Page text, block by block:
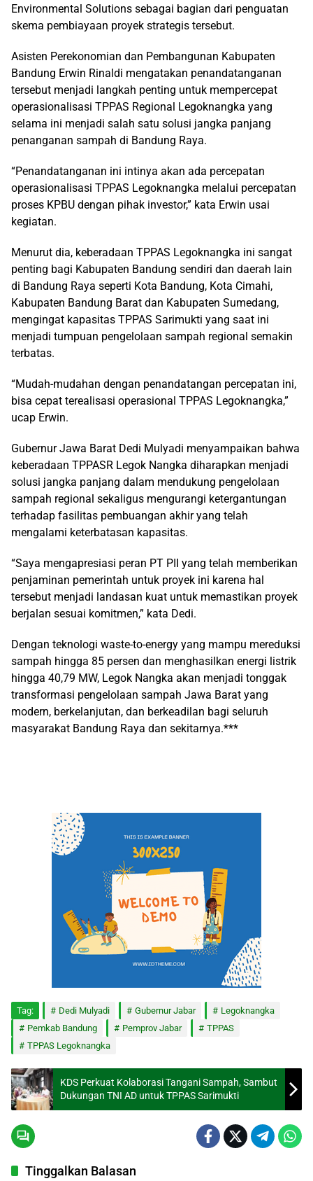
Environmental Solutions sebagai bagian dari penguatan
skema pembiayaan proyek strategis tersebut.
Asisten Perekonomian dan Pembangunan Kabupaten
Bandung Erwin Rinaldi mengatakan penandatanganan
tersebut menjadi langkah penting untuk mempercepat
operasionalisasi TPPAS Regional Legoknangka yang
selama ini menjadi salah satu solusi jangka panjang
penanganan sampah di Bandung Raya.
“Penandatanganan ini intinya akan ada percepatan
operasionalisasi TPPAS Legoknangka melalui percepatan
proses KPBU dengan pihak investor,” kata Erwin usai
kegiatan.
Menurut dia, keberadaan TPPAS Legoknangka ini sangat
penting bagi Kabupaten Bandung sendiri dan daerah lain
di Bandung Raya seperti Kota Bandung, Kota Cimahi,
Kabupaten Bandung Barat dan Kabupaten Sumedang,
mengingat kapasitas TPPAS Sarimukti yang saat ini
menjadi tumpuan pengelolaan sampah regional semakin
terbatas.
“Mudah-mudahan dengan penandatangan percepatan ini,
bisa cepat terealisasi operasional TPPAS Legoknangka,”
ucap Erwin.
Gubernur Jawa Barat Dedi Mulyadi menyampaikan bahwa
keberadaan TPPASR Legok Nangka diharapkan menjadi
solusi jangka panjang dalam mendukung pengelolaan
sampah regional sekaligus mengurangi ketergantungan
terhadap fasilitas pembuangan akhir yang telah
mengalami keterbatasan kapasitas.
“Saya mengapresiasi peran PT PII yang telah memberikan
penjaminan pemerintah untuk proyek ini karena hal
tersebut menjadi landasan kuat untuk memastikan proyek
berjalan sesuai komitmen,” kata Dedi.
Dengan teknologi waste-to-energy yang mampu mereduksi
sampah hingga 85 persen dan menghasilkan energi listrik
hingga 40,79 MW, Legok Nangka akan menjadi tonggak
transformasi pengelolaan sampah Jawa Barat yang
modern, berkelanjutan, dan berkeadilan bagi seluruh
masyarakat Bandung Raya dan sekitarnya.***
Tag: Dedi Mulyadi Gubernur Jabar
Legoknangka
Pemkab Bandung
Pemprov Jabar
TPPAS
TPPAS Legoknangka
KDS Perkuat Kolaborasi Tangani Sampah, Sambut
Dukungan TNI AD untuk TPPAS Sarimukti
Tinggalkan Balasan